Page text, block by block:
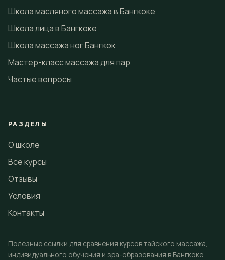
Школа масляного массажа в Бангкоке
Школа лица в Бангкоке
Школа массажа ног Бангкок
Мастер-класс массажа для пар
Частые вопросы
РАЗДЕЛЫ
О школе
Все курсы
Отзывы
Условия
Контакты
Полезные ссылки для сравнения курсов тайского массажа,
индивидуального обучения и spa-образования в Бангкоке.